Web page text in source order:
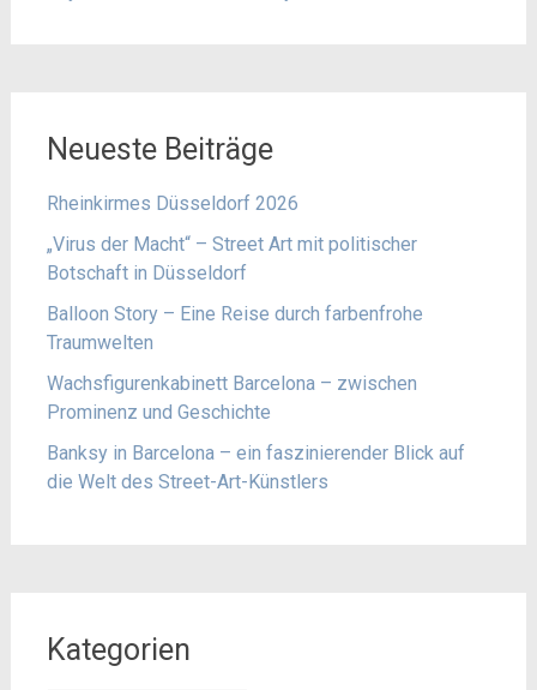
Neueste Beiträge
Rheinkirmes Düsseldorf 2026
„Virus der Macht“ – Street Art mit politischer
Botschaft in Düsseldorf
Balloon Story – Eine Reise durch farbenfrohe
Traumwelten
Wachsfigurenkabinett Barcelona – zwischen
Prominenz und Geschichte
Banksy in Barcelona – ein faszinierender Blick auf
die Welt des Street-Art-Künstlers
Kategorien